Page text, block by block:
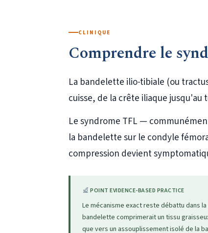
CLINIQUE
Comprendre le
La bandelette ilio-tibiale (ou
cuisse, de la crête iliaque
Le syndrome TFL —
la bandelette sur le condyle
compression devient
POINT EVIDENCE-BASED PRACTICE
Le mécanisme exact reste débattu dans
bandelette comprimerait un tissu
que vers un assouplissement isolé de la